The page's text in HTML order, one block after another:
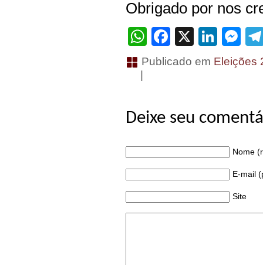
Obrigado por nos
WhatsApp
Facebook
X
Publicado em Eleições
Deixe seu
Nome
E-mail
Site